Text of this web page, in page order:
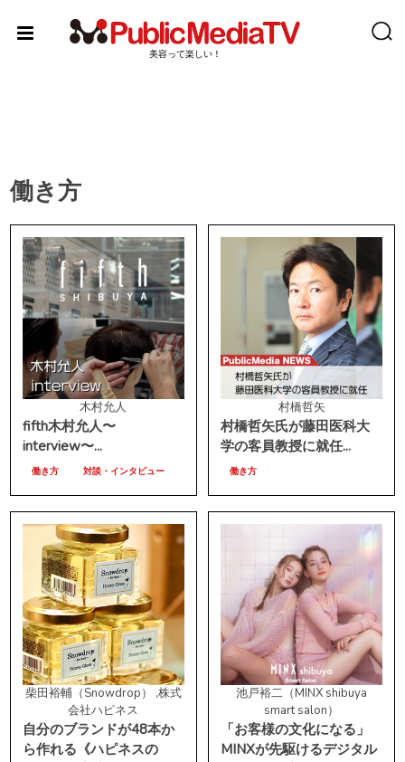
content
美容って楽しい！
働き方
木村允人
fifth木村允人〜
interview〜...
働き方 対談・インタビュー
村橋哲矢
村橋哲矢氏が藤田医科大
学の客員教授に就任...
働き方
柴田裕輔（Snowdrop） ,株式
会社ハピネス
自分のブランドが48本か
ら作れる《ハピネスの
池戸裕二（MINX shibuya
smart salon）
「お客様の文化になる」
MINXが先駆けるデジタル